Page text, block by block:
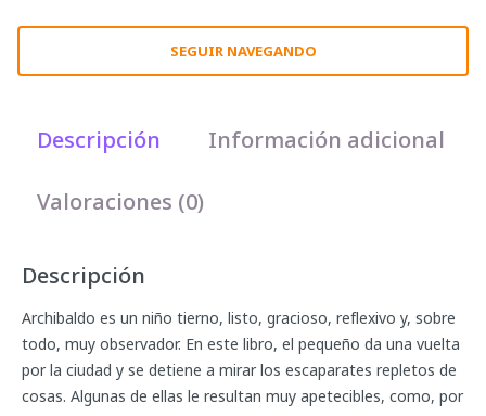
SEGUIR NAVEGANDO
Descripción Información adicional
Valoraciones (0)
Descripción
Archibaldo es un niño tierno, listo, gracioso, reflexivo y, sobre
todo, muy observador. En este libro, el pequeño da una vuelta
por la ciudad y se detiene a mirar los escaparates repletos de
cosas. Algunas de ellas le resultan muy apetecibles, como, por